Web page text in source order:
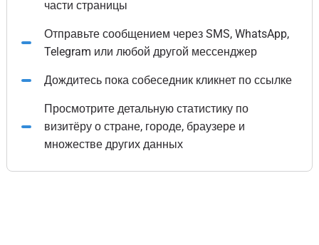
части страницы
Отправьте сообщением через SMS, WhatsApp,
Telegram или любой другой мессенджер
Дождитесь пока собеседник кликнет по ссылке
Просмотрите детальную статистику по
визитёру о стране, городе, браузере и
множестве других данных